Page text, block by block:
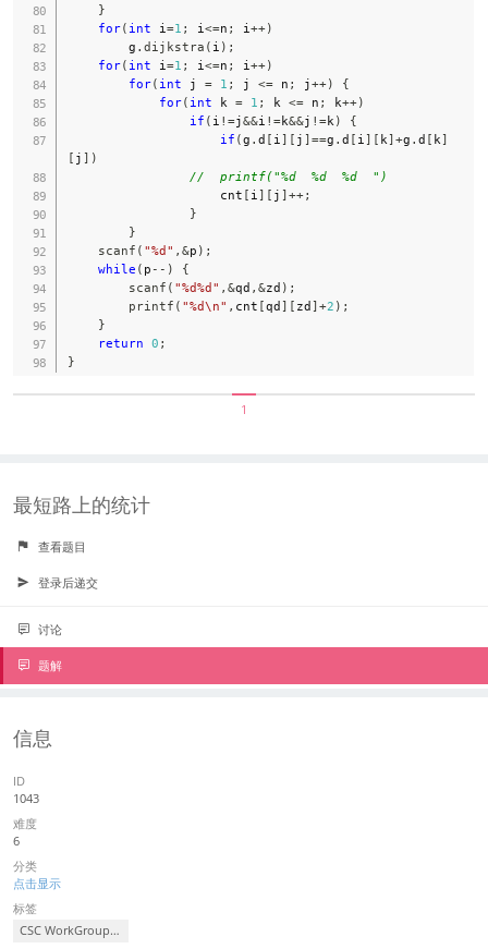
}
for( int i =1 ; i <=n ; i ++)
        g
. dijkstra ( i ) ;
for( int i =1 ; i <=n ; i ++)
for( int j = 1 ; j <= n ; j++)
{
for( int k = 1 ; k <= n ; k++)
if ( i !=j&&i !=k&&j !=k )
{
if (g . d [ i ] [ j ]==g . d [ i ] [ k]+g . d [ k]
[ j ] )
//  printf("%d  %d  %d  ")
                    cnt
[ i ] [ j ]++;
}
}
scanf ( "%d" , &p ) ;
while ( p -- )
{
scanf ( "%d%d" , &qd , &zd ) ;
printf ( "%d\n" , cnt [qd] [ zd]+2 ) ;
}
return 0 ;
}
1
最短路上的统计
查看题目
登录后递交
讨论
题解
信息
ID
1043
难度
6
分类
点击显示
标签
CSC WorkGroup III